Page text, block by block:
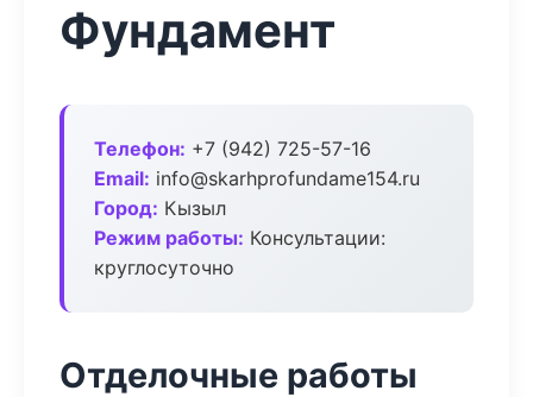
Фундамент
Телефон: +7 (942) 725-57-16
Email: info@skarhprofundame154.ru
Город: Кызыл
Режим работы: Консультации:
круглосуточно
Отделочные работы